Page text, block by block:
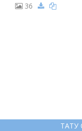
36
ТАТУ